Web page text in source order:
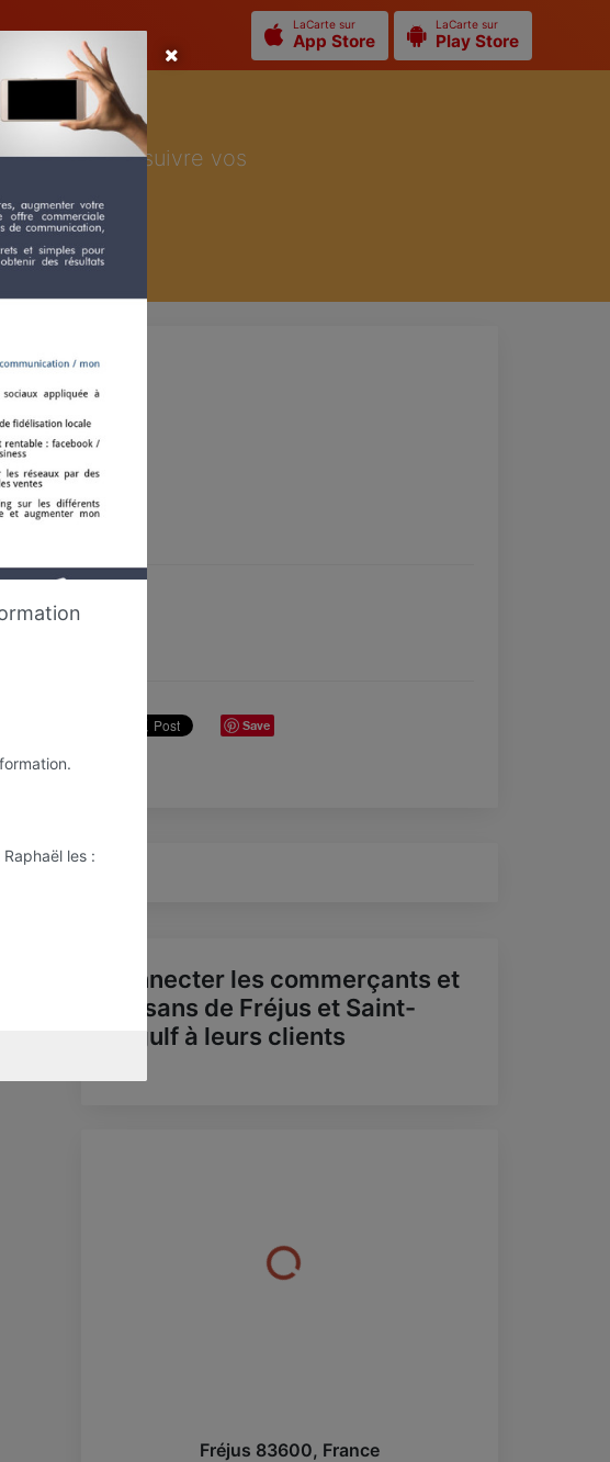
LaCarte sur
App Store
LaCarte sur
Play Store
pour suivre vos
!
Fréjus
Save
Connecter les commerçants et
artisans de Fréjus et Saint-
Aygulf à leurs clients
Fréjus 83600, France
les :